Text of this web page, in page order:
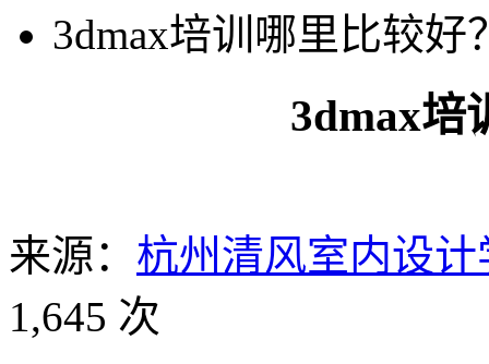
3dmax培训哪里比较好
3dmax培
来源： 杭州清风室内设计
1,645 次